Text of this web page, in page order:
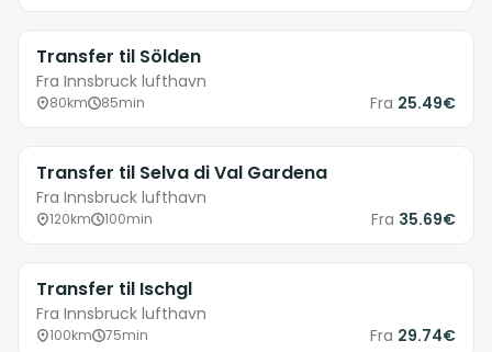
Transfer til Sölden
Fra Innsbruck lufthavn
80km 85min Fra 25.49€
Transfer til Selva di Val Gardena
Fra Innsbruck lufthavn
120km 100min Fra 35.69€
Transfer til Ischgl
Fra Innsbruck lufthavn
100km 75min Fra 29.74€